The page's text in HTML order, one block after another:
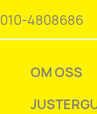
010-4808686
OM OSS